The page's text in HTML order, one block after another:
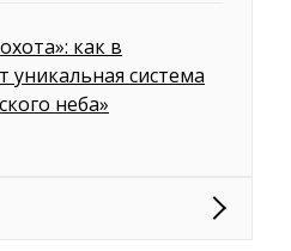
как в
уникальная система
неба»